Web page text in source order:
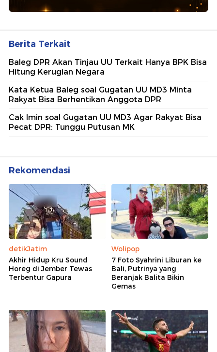
Berita Terkait
Baleg DPR Akan Tinjau UU Terkait Hanya BPK Bisa
Hitung Kerugian Negara
Kata Ketua Baleg soal Gugatan UU MD3 Minta
Rakyat Bisa Berhentikan Anggota DPR
Cak Imin soal Gugatan UU MD3 Agar Rakyat Bisa
Pecat DPR: Tunggu Putusan MK
Rekomendasi
detikJatim
Akhir Hidup Kru Sound
Horeg di Jember Tewas
Terbentur Gapura
Wolipop
7 Foto Syahrini Liburan ke
Bali, Putrinya yang
Beranjak Balita Bikin
Gemas